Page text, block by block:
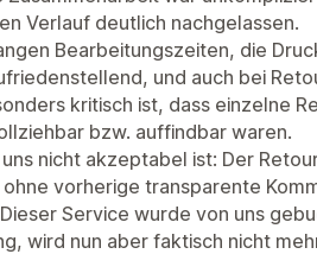
Verlauf deutlich nachgelassen.
Bearbeitungszeiten, die
und auch bei
kritisch ist, dass einzelne
bzw. auffindbar waren.
nicht akzeptabel ist: Der
vorherige transparente
Service wurde von uns
wird nun aber faktisch nicht